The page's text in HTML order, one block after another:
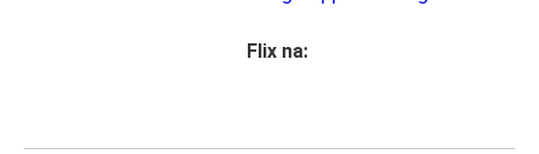
Flix na: